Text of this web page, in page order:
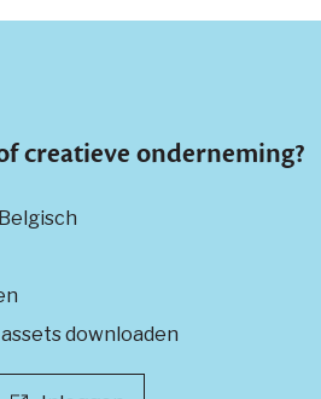
creatieve onderneming?
downloaden